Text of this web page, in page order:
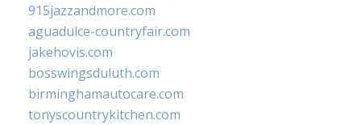
915jazzandmore.com
aguadulce-countryfair.com
jakehovis.com
bosswingsduluth.com
birminghamautocare.com
tonyscountrykitchen.com